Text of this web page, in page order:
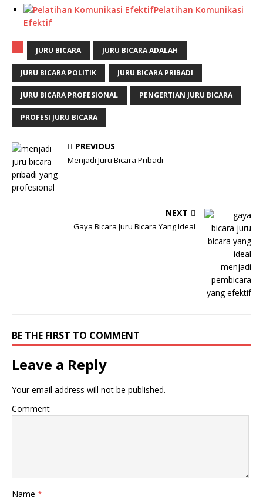
Pelatihan Komunikasi
Efektif
JURU BICARA JURU BICARA ADALAH
JURU BICARA POLITIK JURU BICARA PRIBADI
JURU BICARA PROFESIONAL PENGERTIAN JURU BICARA
PROFESI JURU BICARA
PREVIOUS
Menjadi Juru Bicara Pribadi
NEXT
Gaya Bicara Juru Bicara Yang Ideal
BE THE FIRST TO COMMENT
Leave a Reply
Your email address will not be published.
Comment
Name *